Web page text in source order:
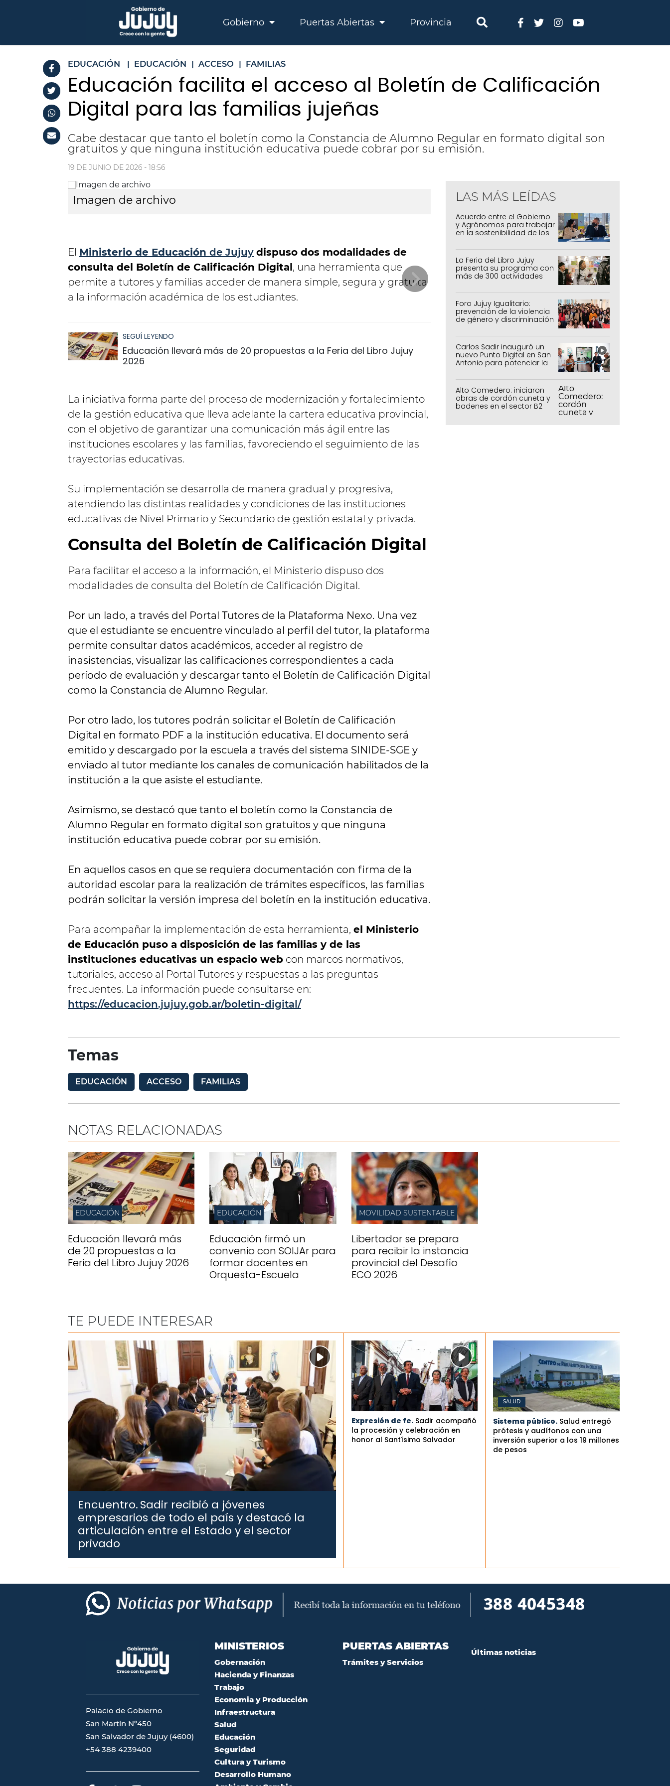
Gobierno Puertas Abiertas Provincia
EDUCACIÓN | EDUCACIÓN | ACCESO | FAMILIAS
Educación facilita el acceso al Boletín de Calificación
Digital para las familias jujeñas
Cabe destacar que tanto el boletín como la Constancia de Alumno Regular en formato digital son
gratuitos y que ninguna institución educativa puede cobrar por su emisión.
19 DE JUNIO DE 2026 - 18:56
Imagen de archivo Educación facilita el acceso al Boletín de Calificación
El Ministerio de Educación de Jujuy dispuso dos modalidades de
consulta del Boletín de Calificación Digital, una herramienta que
permite a tutores y familias acceder de manera simple, segura y gratuita
a la información académica de los estudiantes.
SEGUÍ LEYENDO
Educación llevará más de 20 propuestas a la Feria del Libro Jujuy
2026
La iniciativa forma parte del proceso de modernización y fortalecimiento
de la gestión educativa que lleva adelante la cartera educativa provincial,
con el objetivo de garantizar una comunicación más ágil entre las
instituciones escolares y las familias, favoreciendo el seguimiento de las
trayectorias educativas.
Su implementación se desarrolla de manera gradual y progresiva,
atendiendo las distintas realidades y condiciones de las instituciones
educativas de Nivel Primario y Secundario de gestión estatal y privada.
Consulta del Boletín de Calificación Digital
Para facilitar el acceso a la información, el Ministerio dispuso dos
modalidades de consulta del Boletín de Calificación Digital.
Por un lado, a través del Portal Tutores de la Plataforma Nexo. Una vez
que el estudiante se encuentre vinculado al perfil del tutor, la plataforma
permite consultar datos académicos, acceder al registro de
inasistencias, visualizar las calificaciones correspondientes a cada
período de evaluación y descargar tanto el Boletín de Calificación Digital
como la Constancia de Alumno Regular.
Por otro lado, los tutores podrán solicitar el Boletín de Calificación
Digital en formato PDF a la institución educativa. El documento será
emitido y descargado por la escuela a través del sistema SINIDE-SGE y
enviado al tutor mediante los canales de comunicación habilitados de la
institución a la que asiste el estudiante.
Asimismo, se destacó que tanto el boletín como la Constancia de
Alumno Regular en formato digital son gratuitos y que ninguna
institución educativa puede cobrar por su emisión.
En aquellos casos en que se requiera documentación con firma de la
autoridad escolar para la realización de trámites específicos, las familias
podrán solicitar la versión impresa del boletín en la institución educativa.
Para acompañar la implementación de esta herramienta, el Ministerio
de Educación puso a disposición de las familias y de las
instituciones educativas un espacio web con marcos normativos,
tutoriales, acceso al Portal Tutores y respuestas a las preguntas
frecuentes. La información puede consultarse en:
https://educacion.jujuy.gob.ar/boletin-digital/
LAS MÁS LEÍDAS
Acuerdo entre el Gobierno
y Agrónomos para trabajar
en la sostenibilidad de los
agrícolas, pecuarios y
forestal
La Feria del Libro Jujuy
presenta su programa con
más de 300 actividades
Foro Jujuy Igualitario:
prevención de la violencia
de género y discriminación
Carlos Sadir inauguró un
nuevo Punto Digital en San
Antonio para potenciar la
inclusión tecnológica
Alto Comedero: iniciaron
obras de cordón cuneta y
badenes en el sector B2
Temas
EDUCACIÓN ACCESO FAMILIAS
NOTAS RELACIONADAS
EDUCACIÓN
Educación llevará más
de 20 propuestas a la
Feria del Libro Jujuy 2026
EDUCACIÓN
Educación firmó un
convenio con SOIJAr para
formar docentes en
Orquesta-Escuela
MOVILIDAD SUSTENTABLE
Libertador se prepara
para recibir la instancia
provincial del Desafío
ECO 2026
TE PUEDE INTERESAR
Encuentro.Sadir recibió a jóvenes
empresarios de todo el país y destacó la
articulación entre el Estado y el sector
privado
Expresión de fe. Sadir acompañó
la procesión y celebración en
honor al Santísimo Salvador
SALUD
Sistema público. Salud entregó
prótesis y audífonos con una
inversión superior a los 19 millones
de pesos
Palacio de Gobierno
San Martín Nº450
San Salvador de Jujuy (4600)
+54 388 4239400
MINISTERIOS
Gobernación
Hacienda y Finanzas
Trabajo
Economia y Producción
Infraestructura
Salud
Educación
Seguridad
Cultura y Turismo
Desarrollo Humano
PUERTAS ABIERTAS
Trámites y Servicios
Últimas noticias